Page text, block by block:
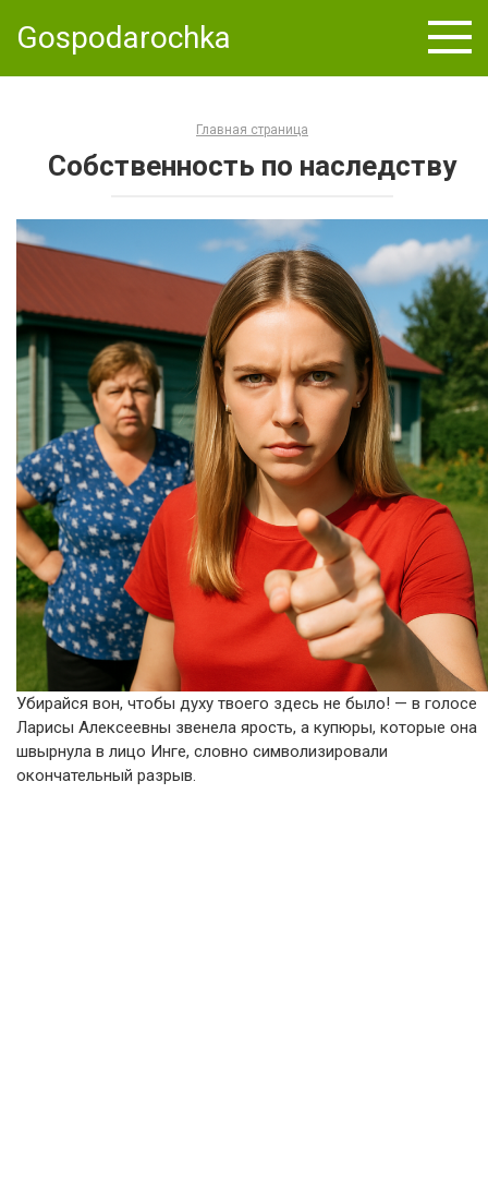
Gospodarochka
Главная страница
Собственность по наследству
Убирайся вон, чтобы духу твоего здесь не было! — в голосе
Ларисы Алексеевны звенела ярость, а купюры, которые она
швырнула в лицо Инге, словно символизировали
окончательный разрыв.